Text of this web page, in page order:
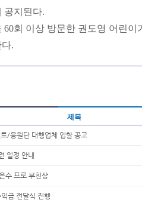
공지된다.
회 이상 방문한 권도영 어린
.
제목
/응원단 대행업체 입찰 공고
일정 안내
수 프로 부친상
금 전달식 진행